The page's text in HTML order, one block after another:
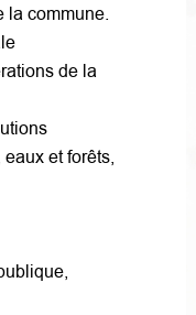
la commune.
de la
et forêts,